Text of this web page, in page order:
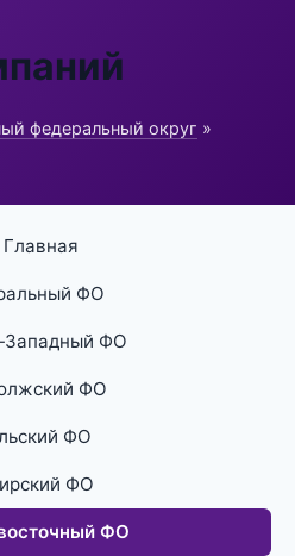
федеральный округ »
Главная
ФО
Западный ФО
ФО
ФО
ФО
ФО